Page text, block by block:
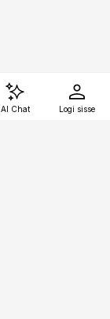
AI Chat Logi sisse